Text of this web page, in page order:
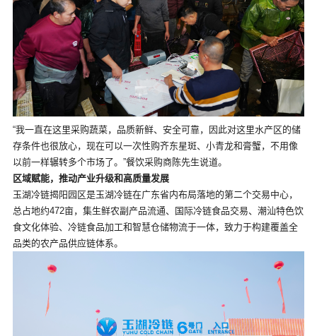
“我一直在这里采购蔬菜，品质新鲜、安全可靠，因此对这里水产区的储
存条件也很放心，现在可以一次性购齐东星斑、小青龙和膏蟹，不用像
以前一样辗转多个市场了。”餐饮采购商陈先生说道。
区域赋能，推动产业升级和高质量发展
玉湖冷链揭阳园区是玉湖冷链在广东省内布局落地的第二个交易中心，
总占地约472亩，集生鲜农副产品流通、国际冷链食品交易、潮汕特色饮
食文化体验、冷链食品加工和智慧仓储物流于一体，致力于构建覆盖全
品类的农产品供应链体系。